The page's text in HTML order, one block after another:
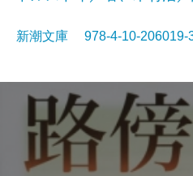
新潮文庫 978-4-10-